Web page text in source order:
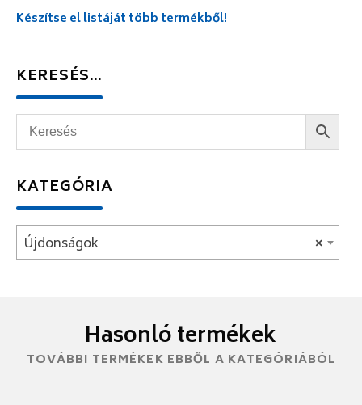
Készítse el listáját több termékből!
KERESÉS…
KATEGÓRIA
×
Újdonságok
Hasonló termékek
TOVÁBBI TERMÉKEK EBBŐL A KATEGÓRIÁBÓL